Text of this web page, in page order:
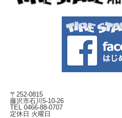
〒252-0815
藤沢市石川5-10-26
TEL 0466-88-0707
定休日 火曜日